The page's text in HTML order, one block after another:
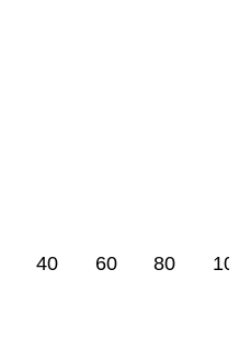
40 60 80